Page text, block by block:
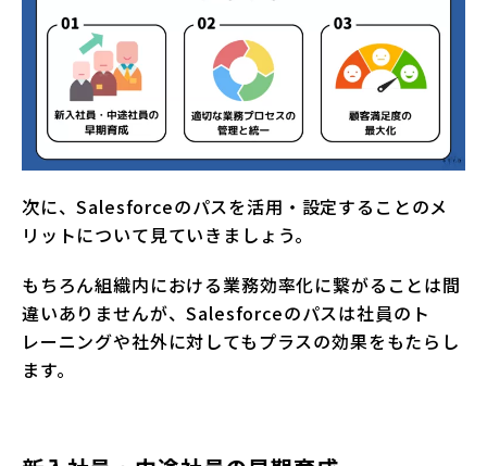
次に、Salesforceのパスを活用・設定することのメ
リットについて見ていきましょう。
もちろん組織内における業務効率化に繋がることは間
違いありませんが、Salesforceのパスは社員のト
レーニングや社外に対してもプラスの効果をもたらし
ます。